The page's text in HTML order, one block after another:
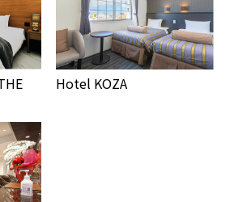
Hotel KOZA